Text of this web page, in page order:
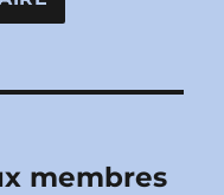
membres